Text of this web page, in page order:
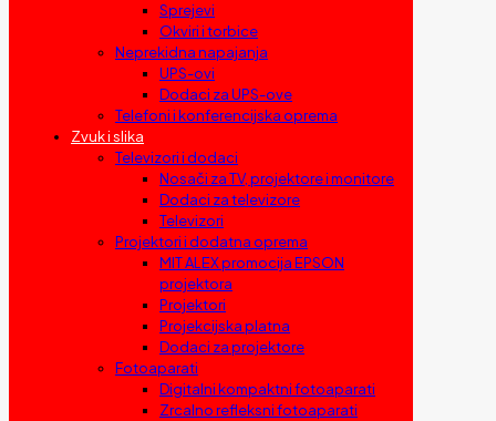
Sprejevi
Okviri i torbice
Neprekidna napajanja
UPS-ovi
Dodaci za UPS-ove
Telefoni i konferencijska oprema
Zvuk i slika
Televizori i dodaci
Nosači za TV, projektore i monitore
Dodaci za televizore
Televizori
Projektori i dodatna oprema
MIT ALEX promocija EPSON
projektora
Projektori
Projekcijska platna
Dodaci za projektore
Fotoaparati
Digitalni kompaktni fotoaparati
Zrcalno refleksni fotoaparati